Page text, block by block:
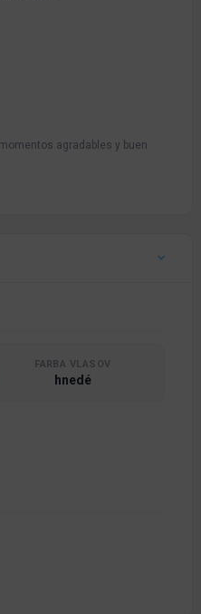
agradables y buen
FARBA VLASOV
hnedé